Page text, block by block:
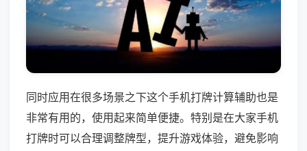
同时应用在很多场景之下这个手机打牌计算辅助也是
非常有用的，使用起来简单便捷。特别是在大家手机
打牌时可以合理调整牌型，提升游戏体验，避免影响